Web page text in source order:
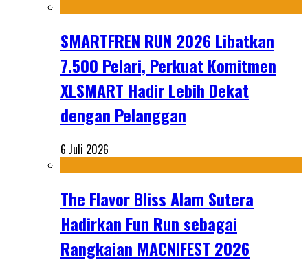
SMARTFREN RUN 2026 Libatkan
7.500 Pelari, Perkuat Komitmen
XLSMART Hadir Lebih Dekat
dengan Pelanggan
6 Juli 2026
The Flavor Bliss Alam Sutera
Hadirkan Fun Run sebagai
Rangkaian MACNIFEST 2026